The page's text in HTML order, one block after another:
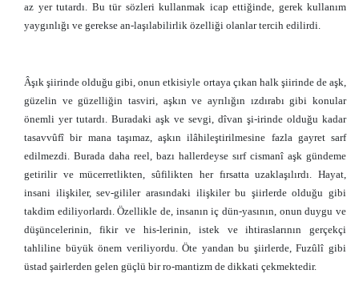
az yer tutardı. Bu tür sözleri kullanmak icap ettiğinde, gerek kullanım
yaygınlığı ve gerekse an-laşılabilirlik özelliği olanlar tercih edilirdi.
Âşık şiirinde olduğu gibi, onun etkisiyle ortaya çıkan halk şiirinde de aşk,
güzelin ve güzelliğin tasviri, aşkın ve ayrılığın ızdırabı gibi konular
önemli yer tutardı. Buradaki aşk ve sevgi, dîvan şi-irinde olduğu kadar
tasavvûfî bir mana taşımaz, aşkın ilâhileştirilmesine fazla gayret sarf
edilmezdi. Burada daha reel, bazı hallerdeyse sırf cismanî aşk gündeme
getirilir ve mücerretlikten, sûfilikten her fırsatta uzaklaşılırdı. Hayat,
insani ilişkiler, sev-gililer arasındaki ilişkiler bu şiirlerde olduğu gibi
takdim ediliyorlardı. Özellikle de, insanın iç dün-yasının, onun duygu ve
düşüncelerinin, fikir ve his-lerinin, istek ve ihtiraslarının gerçekçi
tahliline büyük önem veriliyordu. Öte yandan bu şiirlerde, Fuzûlî gibi
üstad şairlerden gelen güçlü bir ro-mantizm de dikkati çekmektedir.